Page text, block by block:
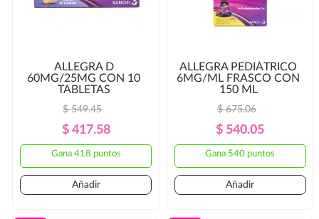
ALLEGRA D
60MG/25MG CON 10
TABLETAS
Precio
Regular
$ 549.45
Precio
$ 417.58
Gana 418 puntos
Añadir
ALLEGRA PEDIÁTRICO
6MG/ML FRASCO CON
150 ML
Precio
Regular
$ 675.06
Precio
$ 540.05
Gana 540 puntos
Añadir